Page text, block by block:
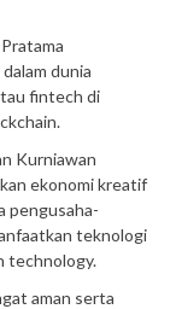
dunia
fintech di
Kurniawan
ekonomi kreatif
pengusaha-
teknologi
technology.
aman serta